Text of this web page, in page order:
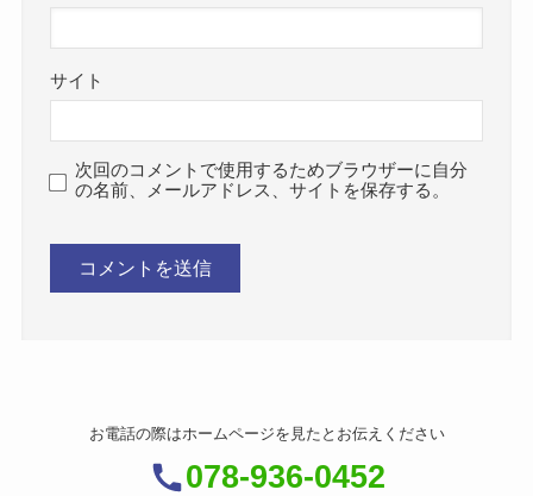
サイト
次回のコメントで使用するためブラウザーに自分
の名前、メールアドレス、サイトを保存する。
お電話の際はホームページを見たとお伝えください
078-936-0452